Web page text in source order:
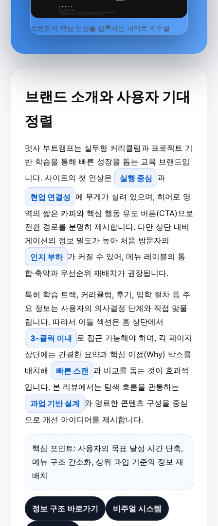
브랜드의 핵심 인상을 압축하는 히어로 비주얼
브랜드 소개와 사용자 기대
정렬
멋사 부트캠프는 실무형 커리큘럼과 프로젝트 기
반 학습을 통해 빠른 성장을 돕는 교육 브랜드입
니다. 사이트의 첫 인상은
실행 중심 과
현업 연결성 에 무게가 실려 있으며, 히어로 영
역의 짧은 카피와 핵심 행동 유도 버튼(CTA)으로
전환 경로를 분명히 제시합니다. 다만 상단 내비
게이션의 정보 밀도가 높아 처음 방문자의
인지 부하 가 커질 수 있어, 메뉴 레이블의 통
합·축약과 우선순위 재배치가 권장됩니다.
특히 학습 트랙, 커리큘럼, 후기, 입학 절차 등 주
요 정보는 사용자의 의사결정 단계와 직접 맞물
립니다. 따라서 이들 섹션은 홈 상단에서
3-클릭 이내 로 접근 가능해야 하며, 각 페이지
상단에는 간결한 요약과 핵심 이점(Why) 박스를
배치해
빠른 스캔 과 비교를 돕는 것이 효과적
입니다. 본 리뷰에서는 탐색 흐름을 관통하는
과업 기반 설계 와 명료한 콘텐츠 구성을 중심
으로 개선 아이디어를 제시합니다.
핵심 포인트: 사용자의 목표 달성 시간 단축,
메뉴 구조 간소화, 상위 과업 기준의 정보 재
배치
정보 구조 바로가기 비주얼 시스템